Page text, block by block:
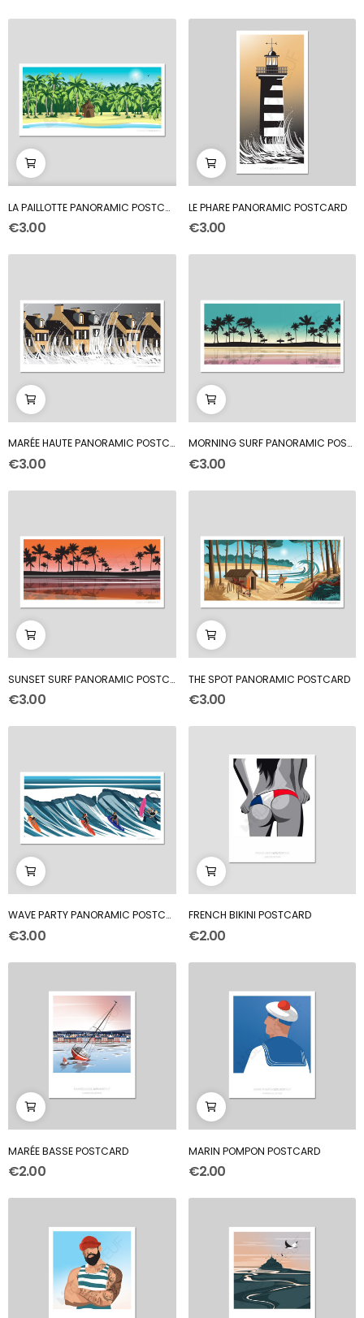
LA PAILLOTTE PANORAMIC POSTCARD
€3.00
LE PHARE PANORAMIC POSTCARD
€3.00
MARÉE HAUTE PANORAMIC POSTCARD
€3.00
MORNING SURF PANORAMIC POSTCARD
€3.00
SUNSET SURF PANORAMIC POSTCARD
€3.00
THE SPOT PANORAMIC POSTCARD
€3.00
WAVE PARTY PANORAMIC POSTCARD
€3.00
FRENCH BIKINI POSTCARD
€2.00
MARÉE BASSE POSTCARD
€2.00
MARIN POMPON POSTCARD
€2.00